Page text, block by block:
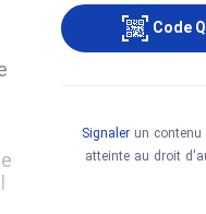
Code
Signalerun contenu
atteinte au droit